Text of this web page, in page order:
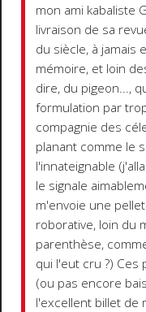
mon ami kabaliste
livraison de sa
du siècle, à jamais
mémoire, et loin
dire, du pigeon...,
formulation par
compagnie des
planant comme le
l'innateignable
le signale
m'envoie une
roborative, loin du
parenthèse,
qui l'eut cru ?) Ces
(ou pas encore
l'excellent billet de